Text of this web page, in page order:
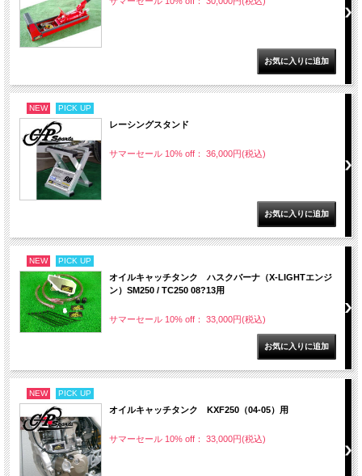
NEW PICK UP
レーシングスタンド
サマーセール 10% off： 36,000円(税込)
NEW PICK UP
オイルキャッチタンク ハスクバーナ（X-LIGHTエンジ
ン）SM250 / TC250 08?13用
サマーセール 10% off： 33,000円(税込)
NEW PICK UP
オイルキャッチタンク KXF250（04-05）用
サマーセール 10% off： 33,000円(税込)